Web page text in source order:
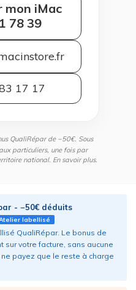
mon iMac
78 39
17 17
QualiRépar de −50€. Sous
particuliers, une fois par
national. En savoir plus.
- −50€ déduits
labellisé
QualiRépar. Le bonus de
votre facture, sans aucune
payez que le reste à charge